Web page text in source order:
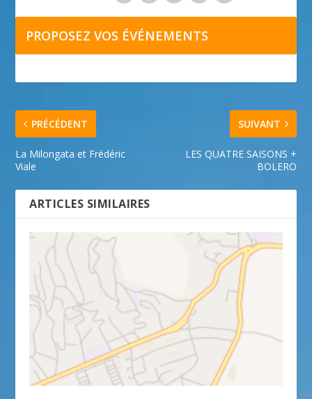
PROPOSEZ VOS ÉVÉNEMENTS
PRÉCÉDENT
La Milongata et Frédéric
Viale
SUIVANT
LES QUATRE SAISONS +
BOLERO
ARTICLES SIMILAIRES